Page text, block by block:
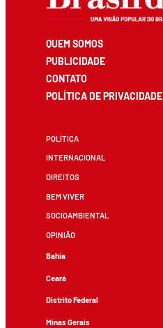
QUEM SOMOS
PUBLICIDADE
CONTATO
POLÍTICA DE PRIVACIDADE
POLÍTICA
INTERNACIONAL
DIREITOS
BEM VIVER
SOCIOAMBIENTAL
OPINIÃO
Bahia
Ceará
Distrito Federal
Minas Gerais